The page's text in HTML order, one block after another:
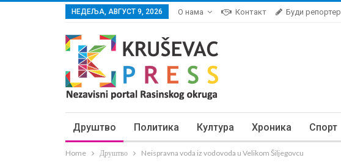
НЕДЕЉА, АВГУСТ 9, 2026 О нама Контакт Буди репортер
Друштво Политика Култура Хроника Спорт
Home Друштво Neispravna voda iz vodovoda u Velikom Šiljegovcu